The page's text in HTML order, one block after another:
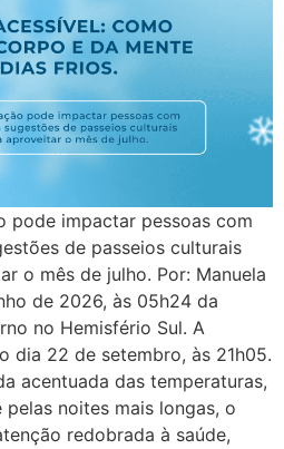
pode impactar pessoas com
de passeios culturais
o mês de julho. Por: Manuela
de 2026, às 05h24 da
no Hemisfério Sul. A
dia 22 de setembro, às 21h05.
acentuada das temperaturas,
noites mais longas, o
redobrada à saúde,